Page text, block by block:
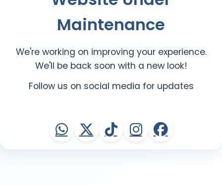
Maintenance
We're working on improving your experience.
We'll be back soon with a new look!
Follow us on social media for updates